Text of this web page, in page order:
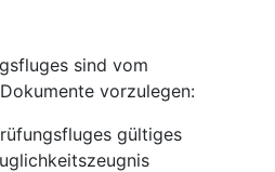
sind vom
vorzulegen:
gültiges